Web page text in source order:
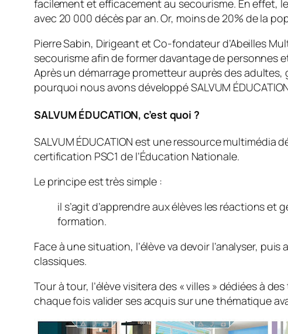
facilement et efficacement au secourisme. En effet,
avec 20 000 décès par an. Or, moins de 20% de la
Pierre Sabin, Dirigeant et Co-fondateur d’Abeilles
secourisme afin de former davantage de personnes
Après un démarrage prometteur auprès des
pourquoi nous avons développé SALVUM
SALVUM ÉDUCATION, c’est quoi ?
SALVUM ÉDUCATION est une ressource
certification PSC1 de l’Éducation Nationale.
Le principe est très simple :
il s’agit d’apprendre aux élèves les réactions
formation.
Face à une situation, l’élève va devoir l’analyser,
classiques.
Tour à tour, l’élève visitera des «villes» dédiées à
chaque fois valider ses acquis sur une thématique